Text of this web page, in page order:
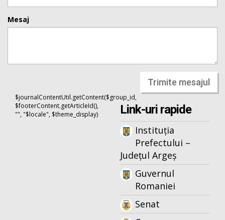
Mesaj
Trimite mesajul
$journalContentUtil.getContent($group_id,
$footerContent.getArticleId(),
"", "$locale", $theme_display)
Link-uri rapide
Instituția
Prefectului –
Județul Argeș
Guvernul
Romaniei
Senat